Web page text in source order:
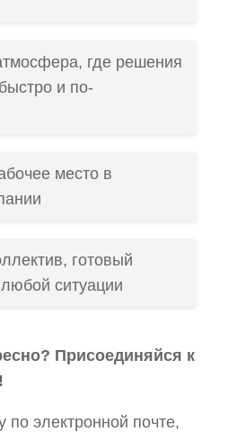
где решения
и по-
место в
готовый
ситуации
Присоединяйся к
по электронной почте,